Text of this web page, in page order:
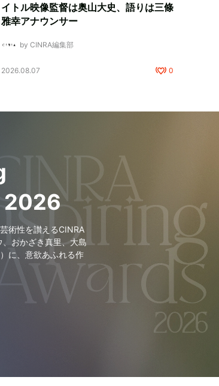
イトル映像監督は奥山大史、語りは三條
雅幸アナウンサー
by CINRA編集部
2026.08.07 0
2026
術性を讃えるCINRA
おかざき真里、大島
に、意欲あふれる作